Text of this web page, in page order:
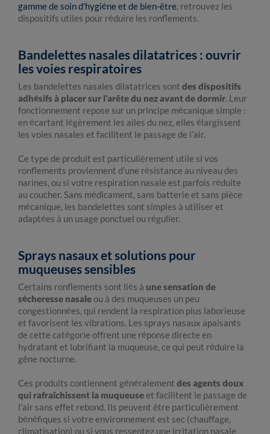
gamme de soin d'hygiène et de bien-être, retrouvez les
dispositifs utiles pour réduire les ronflements.
Bandelettes nasales dilatatrices : ouvrir
les voies respiratoires
Les bandelettes nasales dilatatrices sont des dispositifs
adhésifs à placer sur l’arête du nez avant de dormir. Leur
fonctionnement repose sur un principe mécanique simple :
en écartant légèrement les ailes du nez, elles élargissent
les voies nasales et facilitent le passage de l’air.
Ce type de produit est particulièrement utile si vos
ronflements proviennent d’une résistance au niveau des
narines, ou si votre respiration nasale est parfois réduite
au coucher. Sans médicament, sans batterie et sans pièce
mécanique, les bandelettes sont simples à utiliser et
adaptées à un usage ponctuel ou régulier.
Sprays nasaux et solutions pour
muqueuses sensibles
Certains ronflements sont liés à une sensation de
sécheresse nasaleou à des muqueuses un peu
congestionnées, qui rendent la respiration plus laborieuse
et favorisent les vibrations. Les sprays nasaux apaisants
de cette catégorie offrent une réponse directe en
hydratant et lubrifiant la muqueuse, ce qui peut réduire la
gêne nocturne.
Ces produits contiennent généralement des agents doux
qui rafraîchissent la muqueuseet facilitent le passage de
l’air sans effet rebond. Ils peuvent être particulièrement
bénéfiques si votre environnement est sec (chauffage,
climatisation) ou si vous ressentez une irritation nasale